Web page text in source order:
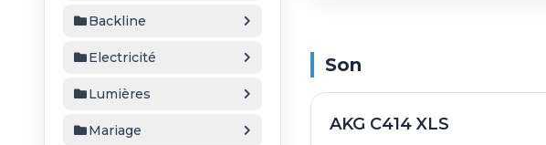
Backline
Electricité
Lumières
Mariage
Son
AKG C414 XLS